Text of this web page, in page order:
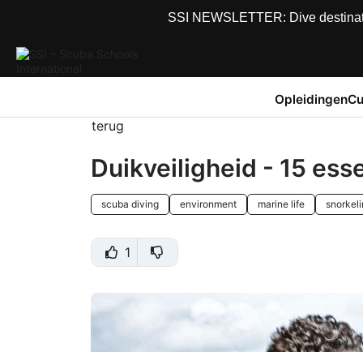
SSI NEWSLETTER: Dive
Opleidingen
terug
Duikveiligheid - 15
scuba diving environment marine life
1